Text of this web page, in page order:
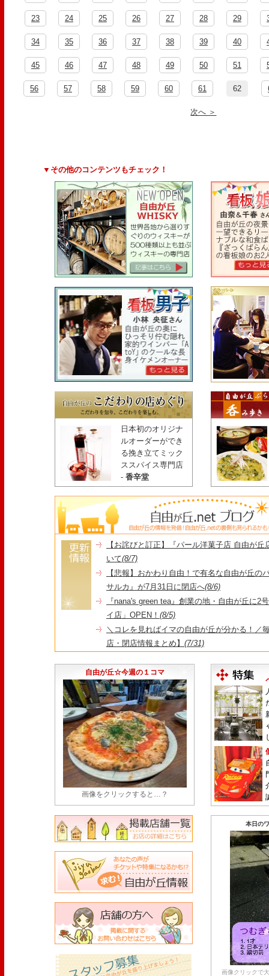
23 24 25 26 27 28 29
34 35 36 37 38 39 40
45 46 47 48 49 50 51
56 57 58 59 60 61 62
次へ ＞
▼その他のコンテンツもチェック！
日本初のオリジナ
ルオーダーができ
る挽き立てミック
ススパイス専門店
- 香辛堂
【お詫びと訂正】『パール洋菓子店 自由が
いて(8/7)
【悲報】おかわり自由！で有名な自由が丘の
サルカ』が7月31日に閉店へ(8/6)
『nana's green tea』創業の地・自由が丘に2
イ店」OPEN！ (8/5)
＼コレを見ればイマの自由が丘が分かる！／
店・閉店情報まとめ】 (7/31)
永久パス配布も！
自由が丘☆今週の１コマ
画像をクリックすると…？
本日の
画像クリックで